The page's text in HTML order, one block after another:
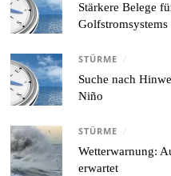
Stärkere Belege
Golfstromsystems
STÜRME /
Suche nach
Niño
STÜRME /
Wetterwarnung:
erwartet